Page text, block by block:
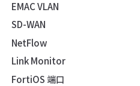
EMAC VLAN
SD-WAN
NetFlow
Link Monitor
FortiOS 端口